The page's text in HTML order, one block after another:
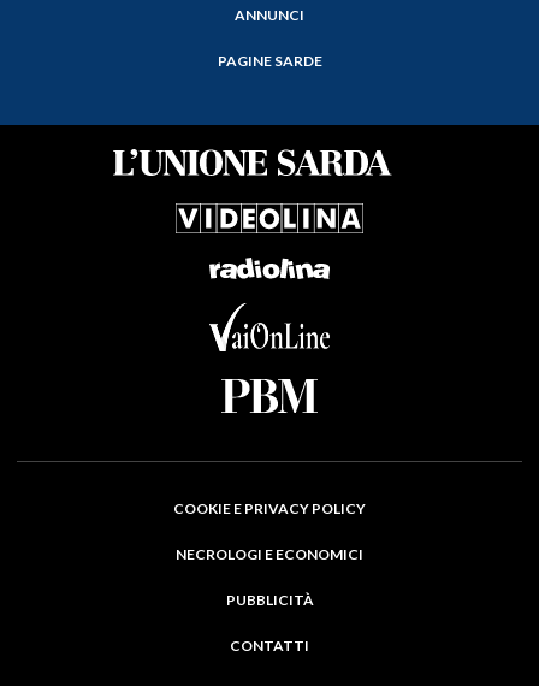
ANNUNCI
PAGINE SARDE
COOKIE E PRIVACY POLICY
NECROLOGI E ECONOMICI
PUBBLICITÀ
CONTATTI